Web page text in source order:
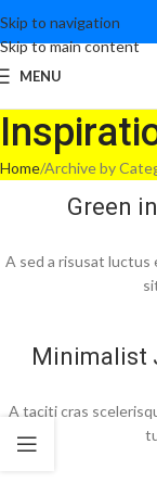
Skip to navigation
Skip to main content
MENU
Home Archive by
Green
A sed a risusat luctus
Minimalist
A taciti cras